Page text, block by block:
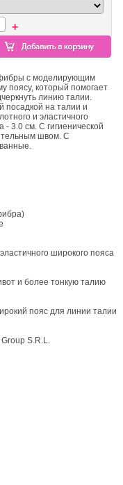
+
с моделирующим
поясу, который помогает
линию талии.
посадкой на талии и
и эластичного
3.0 см. С гигиенической
швом. С
широкого пояса
и более тонкую талию
пояс для линии талии
S.R.L.